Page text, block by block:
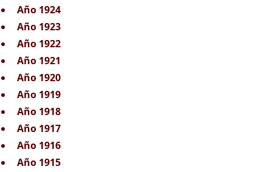
Año 1924
Año 1923
Año 1922
Año 1921
Año 1920
Año 1919
Año 1918
Año 1917
Año 1916
Año 1915